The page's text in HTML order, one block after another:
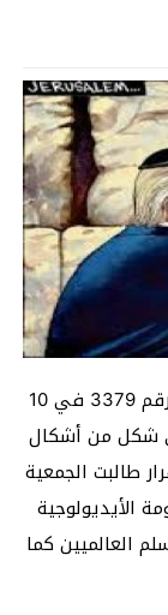
أصدرت الجمعية العامة للأمم المتحدة القرار رقم 3379 في 10
هي شكل من أشكال
طالبت الجمعية
الأيديولوجية
العالميين كما